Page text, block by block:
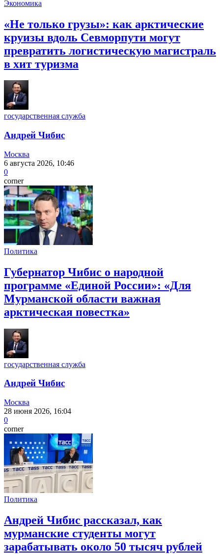
Экономика
«Не только грузы»: как арктические
круизы вдоль Севморпути могут
превратить логистическую магистраль
в хит туризма
государственная служба
Андрей Чибис
Москва
6 августа 2026, 10:46
0
corner
Политика
Губернатор Чибис о народной
программе «Единой России»: «Для
Мурманской области важная
арктическая повестка»
государственная служба
Андрей Чибис
Москва
28 июня 2026, 16:04
0
corner
Политика
Андрей Чибис рассказал, как
мурманские студенты могут
зарабатывать около 50 тысяч рублей